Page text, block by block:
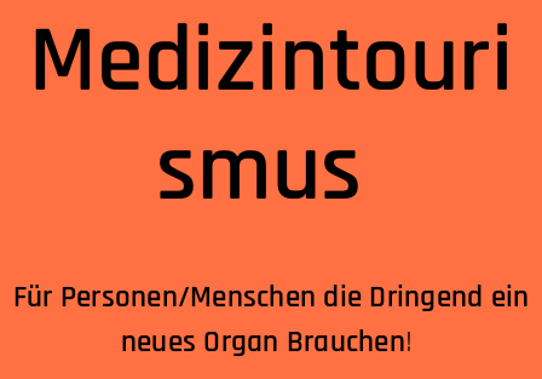
Medizintouri
smus
Für Personen/Menschen die Dringend ein
neues Organ Brauchen!